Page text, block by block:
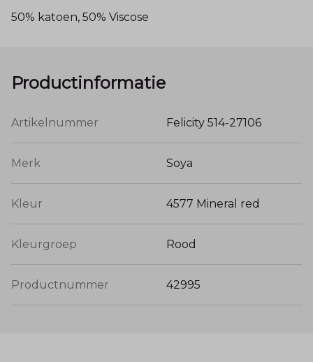
50% katoen, 50% Viscose
Productinformatie
Artikelnummer Felicity 514-27106
Merk Soya
Kleur 4577 Mineral red
Kleurgroep Rood
Productnummer 42995